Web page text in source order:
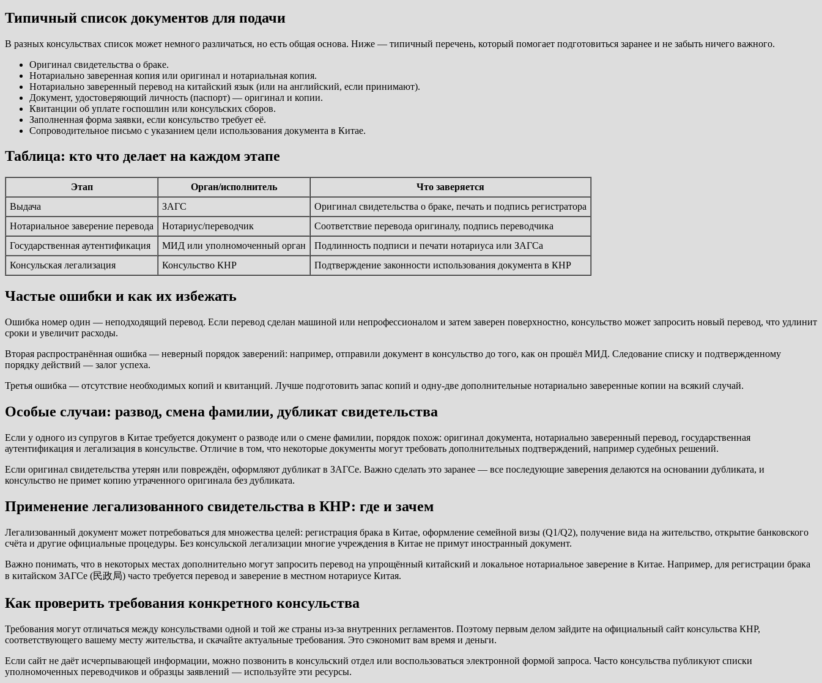
Типичный список документов для подачи
В разных консульствах список может немного различаться, но есть общая основа. Ниже — типичный перечень, который помогает подготовиться заранее и не забыть ничего важного.
Оригинал свидетельства о браке.
Нотариально заверенная копия или оригинал и нотариальная копия.
Нотариально заверенный перевод на китайский язык (или на английский, если принимают).
Документ, удостоверяющий личность (паспорт) — оригинал и копии.
Квитанции об уплате госпошлин или консульских сборов.
Заполненная форма заявки, если консульство требует её.
Сопроводительное письмо с указанием цели использования документа в Китае.
Таблица: кто что делает на каждом этапе
Этап Орган/исполнитель
Что заверяется
Выдача
ЗАГС
Оригинал свидетельства о браке, печать и подпись регистратора
Нотариальное заверение перевода
Нотариус/переводчик
Соответствие перевода оригиналу, подпись переводчика
Государственная аутентификация
МИД или уполномоченный орган
Подлинность подписи и печати нотариуса или ЗАГСа
Консульская легализация
Консульство КНР Подтверждение законности использования документа в КНР
Частые ошибки и как их избежать
Ошибка номер один — неподходящий перевод. Если перевод сделан машиной или непрофессионалом и затем заверен поверхностно, консульство может запросить новый перевод, что удлинит
сроки и увеличит расходы.
Вторая распространённая ошибка — неверный порядок заверений: например, отправили документ в консульство до того, как он прошёл МИД. Следование списку и подтвержденному
порядку действий — залог успеха.
Третья ошибка — отсутствие необходимых копий и квитанций. Лучше подготовить запас копий и одну-две дополнительные нотариально заверенные копии на всякий случай.
Особые случаи: развод, смена фамилии, дубликат свидетельства
Если у одного из супругов в Китае требуется документ о разводе или о смене фамилии, порядок похож: оригинал документа, нотариально заверенный перевод, государственная
аутентификация и легализация в консульстве. Отличие в том, что некоторые документы могут требовать дополнительных подтверждений, например судебных решений.
Если оригинал свидетельства утерян или повреждён, оформляют дубликат в ЗАГСе. Важно сделать это заранее — все последующие заверения делаются на основании дубликата, и
консульство не примет копию утраченного оригинала без дубликата.
Применение легализованного свидетельства в КНР: где и зачем
Легализованный документ может потребоваться для множества целей: регистрация брака в Китае, оформление семейной визы (Q1/Q2), получение вида на жительство, открытие банковского
счёта и другие официальные процедуры. Без консульской легализации многие учреждения в Китае не примут иностранный документ.
Важно понимать, что в некоторых местах дополнительно могут запросить перевод на упрощённый китайский и локальное нотариальное заверение в Китае. Например, для регистрации брака
в китайском ЗАГСе (民政局) часто требуется перевод и заверение в местном нотариусе Китая.
Как проверить требования конкретного консульства
Требования могут отличаться между консульствами одной и той же страны из-за внутренних регламентов. Поэтому первым делом зайдите на официальный сайт консульства КНР,
соответствующего вашему месту жительства, и скачайте актуальные требования. Это сэкономит вам время и деньги.
Если сайт не даёт исчерпывающей информации, можно позвонить в консульский отдел или воспользоваться электронной формой запроса. Часто консульства публикуют списки
уполномоченных переводчиков и образцы заявлений — используйте эти ресурсы.